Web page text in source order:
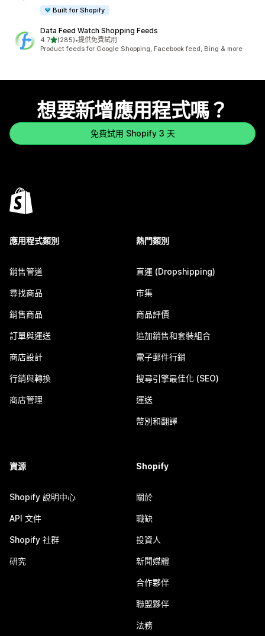
Built for Shopify
Data Feed Watch Shopping Feeds
4.7滿分 5 顆星
(285)
共有 285 則評價
•提供免費試用
Product feeds for Google Shopping, Facebook feed, Bing & more
想要新增應用程式嗎？
免費試用 Shopify 3 天
應用程式類別
銷售管道
尋找商品
銷售商品
訂單與運送
商店設計
行銷與轉換
商店管理
熱門類別
直運 (Dropshipping)
市集
商品評價
追加銷售和套裝組合
電子郵件行銷
搜尋引擎最佳化 (SEO)
運送
幣別和翻譯
資源
Shopify 說明中心
API 文件
Shopify 社群
研究
Shopify
關於
職缺
投資人
新聞媒體
合作夥伴
聯盟夥伴
法務